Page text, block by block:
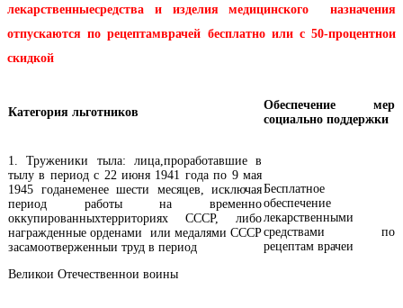
лекарственныесредства и изделия медицинского назначения
отпускаются по рецептамврачей бесплатно или с 50-процентнои
скидкой
Категория льготников
Обеспечение мер
социально поддержки
1. Труженики тыла: лица,проработавшие в
тылу в период с 22 июня 1941 года по 9 мая
1945 годанеменее шести месяцев, исключая
период работы на временно
оккупированныхтерриториях СССР, либо
награжденные орденами или медалями СССР
засамоотверженныи труд в период
Великои Отечественнои воины
Бесплатное
обеспечение
лекарственными
средствами по
рецептам врачеи